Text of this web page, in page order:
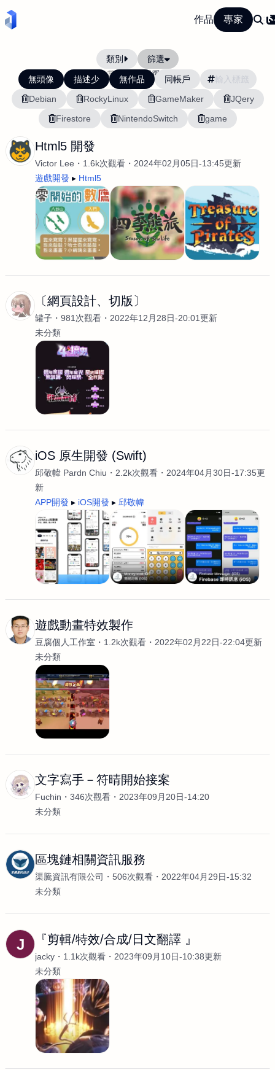
作品 專家
類別 篩選
當前排序: 活躍度
無頭像 描述少 無作品
同帳戶
Debian
RockyLinux GameMaker
JQery
Firestore
NintendoSwitch game
Html5 開發
Victor Lee 1.6k次觀看
2024年02月05日-13:45更新
遊戲開發
Html5
〔網頁設計、切版〕
罐子 981次觀看
2022年12月28日-20:01更新
未分類
iOS 原生開發 (Swift)
邱敬幃 Pardn Chiu 2.2k次觀看
2024年04月30日-17:35更
新
APP開發
iOS開發 邱敬幃
遊戲動畫特效製作
豆腐個人工作室 1.2k次觀看
2022年02月22日-22:04更新
未分類
文字寫手－符晴開始接案
Fuchin 346次觀看
2023年09月20日-14:20
未分類
區塊鏈相關資訊服務
渠騰資訊有限公司 506次觀看
2022年04月29日-15:32
未分類
J 『剪輯/特效/合成/日文翻譯 』
jacky 1.1k次觀看
2023年09月10日-10:38更新
未分類